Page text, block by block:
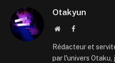
Otakyun
WebsiteFacebook
Rédacteur et
par l'univers Otaku,